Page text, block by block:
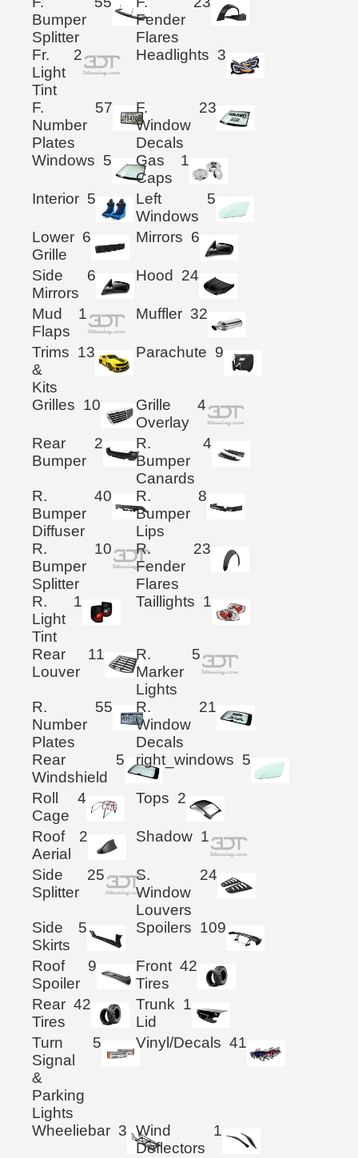
Bumper
Splitter
Fender
Flares
Fr.
Light
Tint
2 Headlights 3
F.
Number
Plates
57
F.
Window
Decals
23
Windows 5
Gas
Caps
1
Interior 5
Left
Windows
5
Lower
Grille
6 Mirrors 6
Side
Mirrors
6 Hood 24
Mud
Flaps
1 Muffler 32
Trims
&
Kits
13 Parachute 9
Grilles 10
Grille
Overlay
4
Rear
Bumper
2
R.
Bumper
Canards
4
R.
Bumper
Diffuser
40
R.
Bumper
Lips
8
R.
Bumper
Splitter
10
R.
Fender
Flares
23
R.
Light
Tint
1 Taillights 1
Rear
Louver
11
R.
Marker
Lights
5
R.
Number
Plates
55
R.
Window
Decals
21
Rear
Windshield
5 right_windows 5
Roll
Cage
4 Tops 2
Roof
Aerial
2 Shadow 1
Side
Splitter
25
S.
Window
Louvers
24
Side
Skirts
5 Spoilers 109
Roof
Spoiler
9
Front
Tires
42
Rear
Tires
42
Trunk
Lid
1
Turn
Signal
&
Parking
Lights
5 Vinyl/Decals 41
Wheeliebar 3 Wind
Deflectors
1